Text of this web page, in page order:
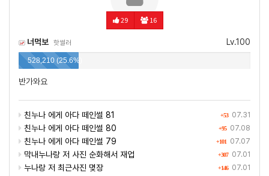
29 16
Lv.100
너먹보 핫썰러
528,210 (25.6%)
반가와요
+53 07.31
친누나 에게 아다 떼인썰 81
+95 07.08
친누나 에게 아다 떼인썰 80
+101 07.07
친누나 에게 아다 떼인썰 79
+307 07.01
막내누나랑 저 사진 순화해서 재업
+146 07.01
누나랑 저 최근사진 몆장